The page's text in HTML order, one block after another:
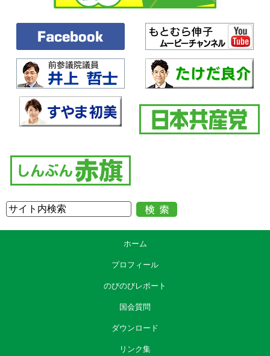
ホーム
プロフィール
のびのびレポート
国会質問
ダウンロード
リンク集